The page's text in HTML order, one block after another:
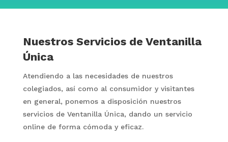
Nuestros Servicios de Ventanilla
Única
Atendiendo a las necesidades de nuestros
colegiados, así como al consumidor y visitantes
en general, ponemos a disposición nuestros
servicios de Ventanilla Única, dando un servicio
online de forma cómoda y eficaz.